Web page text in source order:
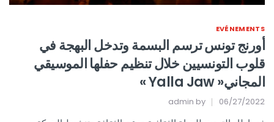
EVÉNEMENTS
أورنج تونس ترسم البسمة وتدخل البهجة في
قلوب التونسيين خلال تنظيم حفلها الموسيقي
المجاني« Yalla Jaw »
06/27/2022
admin